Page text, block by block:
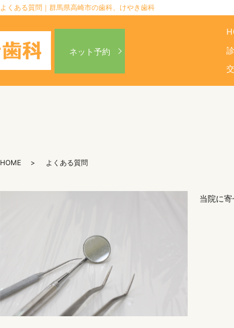
よくある質問｜群馬県高崎市の歯科、けやき歯科
ネット予約
HOME よくある質問
当院に